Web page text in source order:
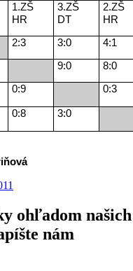
1.ZŠ
HR
3.ZŠ
DT
2.ZŠ
HR
2:3 3:0 4:1
9:0 8:0
0:9 0:3
0:8 3:0
ohľadom našich
nám